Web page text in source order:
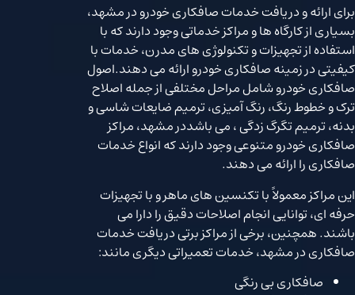
برای ارائه و دریافت خدمات صافکاری خودرو در مشهد،
بسیاری از کارگاه ها و مراکز خدماتی وجود دارند که با
استفاده از تجهیزات و تکنولوژی های مدرن، خدمات با
کیفیتی در زمینه صافکاری خودرو ارائه می دهند.اصول
صافکاری خودرو شامل مراحل مختلفی از جمله اصلاح
ترک و خطوط رنگ، رنگ آمیزی، ترمیم ضایعات شاسی و
بدنه، ترمیم تگرگ زدگی ، می باشددر مشهد، مراکز
صافکاری خودرو متنوعی وجود دارند که انواع خدمات
صافکاری را ارائه می دهند.
این مراکز معمولاً با تکنسین های ماهر و با تجهیزات
حرفه ای، توانایی انجام اصلاحات دقیق را دارا می
باشند. همچنین، برخی از مراکز برتی دریافت خدمات
صافکاری در مشهد، خدمات تعمیراتی دیگری مانند:
صافکاری بی رنگی